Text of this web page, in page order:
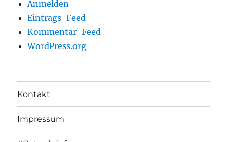
Anmelden
Eintrags-Feed
Kommentar-Feed
WordPress.org
Kontakt
Impressum